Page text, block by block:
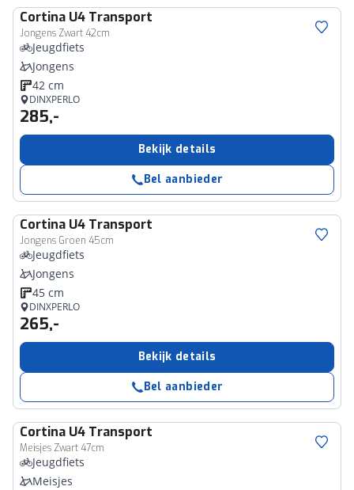
Cortina U4 Transport
Jongens Zwart 42cm
Jeugdfiets
Jongens
42 cm
DINXPERLO
285,-
Bekijk details
Bel aanbieder
Cortina U4 Transport
Jongens Groen 45cm
Jeugdfiets
Jongens
45 cm
DINXPERLO
265,-
Bekijk details
Bel aanbieder
Cortina U4 Transport
Meisjes Zwart 47cm
Jeugdfiets
Meisjes